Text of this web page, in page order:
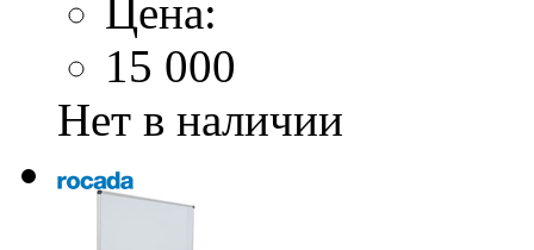
Цена:
15 000
Нет в наличии